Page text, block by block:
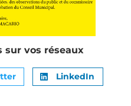
sur vos réseaux
LinkedIn